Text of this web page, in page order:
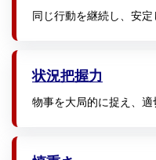
同じ行動を継続し、安
状況把握力
物事を大局的に捉え、